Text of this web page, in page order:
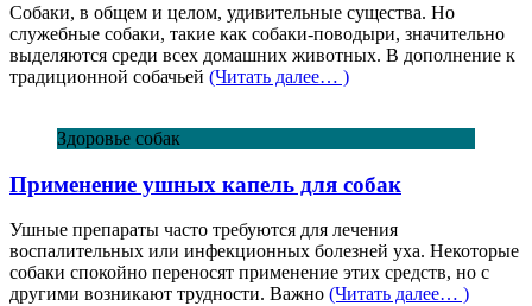
Собаки, в общем и целом, удивительные существа. Но
служебные собаки, такие как собаки-поводыри, значительно
выделяются среди всех домашних животных. В дополнение к
традиционной собачьей (Читать далее… )
Здоровье собак
Применение ушных капель для собак
Ушные препараты часто требуются для лечения
воспалительных или инфекционных болезней уха. Некоторые
собаки спокойно переносят применение этих средств, но с
другими возникают трудности. Важно (Читать далее… )